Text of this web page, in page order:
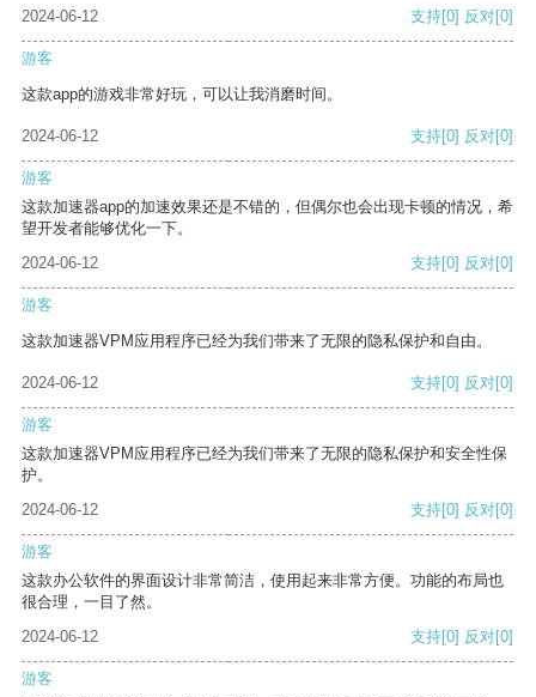
2024-06-12
支持[0] 反对[0]
游客
这款app的游戏非常好玩，可以让我消磨时间。
2024-06-12 支持[0] 反对[0]
游客
这款加速器app的加速效果还是不错的，但偶尔也会出现卡顿的情况，希
望开发者能够优化一下。
2024-06-12
支持[0] 反对[0]
游客
这款加速器VPM应用程序已经为我们带来了无限的隐私保护和自由。
2024-06-12 支持[0] 反对[0]
游客
这款加速器VPM应用程序已经为我们带来了无限的隐私保护和安全性保
护。
2024-06-12
支持[0] 反对[0]
游客
这款办公软件的界面设计非常简洁，使用起来非常方便。功能的布局也
很合理，一目了然。
2024-06-12
支持[0] 反对[0]
游客